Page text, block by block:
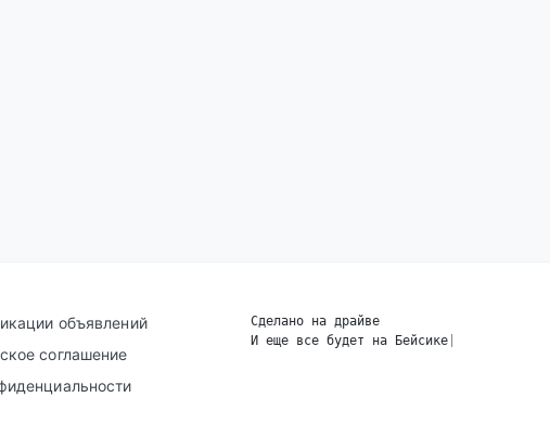
объявлений
соглашение
Сделано на драйве
И еще все будет на Бейсике